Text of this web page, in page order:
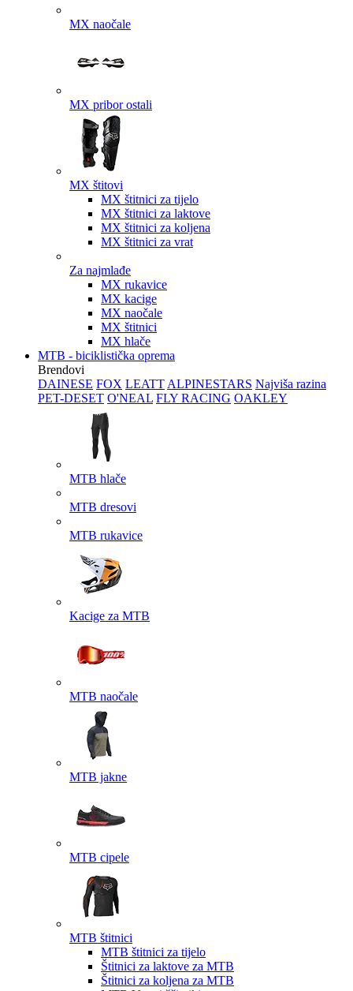
MX naočale
MX pribor ostali
MX štitovi
MX štitnici za tijelo
MX štitnici za laktove
MX štitnici za koljena
MX štitnici za vrat
Za najmlađe
MX rukavice
MX kacige
MX naočale
MX štitnici
MX hlače
MTB - biciklistička oprema
Brendovi
DAINESE FOX LEATT ALPINESTARS Najviša razina
PET-DESET O'NEAL FLY RACING OAKLEY
MTB hlače
MTB dresovi
MTB rukavice
Kacige za MTB
MTB naočale
MTB jakne
MTB cipele
MTB štitnici
MTB štitnici za tijelo
Štitnici za laktove za MTB
Štitnici za koljena za MTB